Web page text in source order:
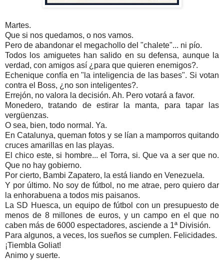
Martes.
Que si nos quedamos, o nos vamos.
Pero de abandonar el megachollo del "chalete"... ni pío.
Todos los amiguetes han salido en su defensa, aunque la
verdad, con amigos así ¿para que quieren enemigos?.
Echenique confía en "la inteligencia de las bases". Si votan
contra el Boss, ¿no son inteligentes?.
Errejón, no valora la decisión. Ah. Pero votará a favor.
Monedero, tratando de estirar la manta, para tapar las
vergüenzas.
O sea, bien, todo normal. Ya.
En Catalunya, queman fotos y se lían a mamporros quitando
cruces amarillas en las playas.
El chico este, si hombre... el Torra, si. Que va a ser que no.
Que no hay gobierno.
Por cierto, Bambi Zapatero, la está liando en Venezuela.
Y por último. No soy de fútbol, no me atrae, pero quiero dar
la enhorabuena a todos mis paisanos.
La SD Huesca, un equipo de fútbol con un presupuesto de
menos de 8 millones de euros, y un campo en el que no
caben más de 6000 espectadores, asciende a 1ª División.
Para algunos, a veces, los sueños se cumplen. Felicidades.
¡Tiembla Goliat!
Animo y suerte.